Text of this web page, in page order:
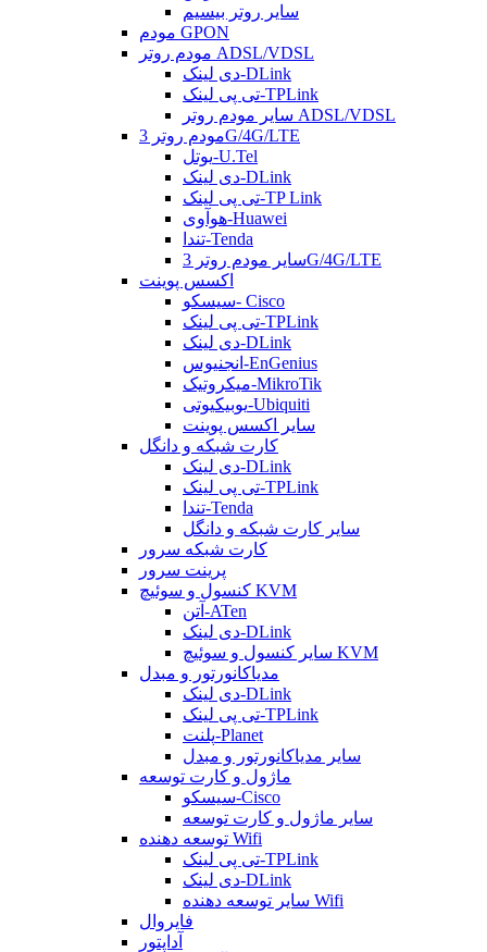
سایر روتر بیسیم
مودم GPON
مودم روتر ADSL/VDSL
دی لینک-DLink
تی پی لینک-TPLink
سایر مودم روتر ADSL/VDSL
مودم روتر 3G/4G/LTE
یوتل-U.Tel
دی لینک-DLink
تی پی لینک-TP Link
هوآوی-Huawei
تندا-Tenda
سایر مودم روتر 3G/4G/LTE
اکسس پوینت
سیسکو- Cisco
تی پی لینک-TPLink
دی لینک-DLink
انجنیوس-EnGenius
میکروتیک-MikroTik
یوبیکیوتی-Ubiquiti
سایر اکسس پوینت
کارت شبکه و دانگل
دی لینک-DLink
تی پی لینک-TPLink
تندا-Tenda
سایر کارت شبکه و دانگل
کارت شبکه سرور
پرینت سرور
کنسول و سوئیچ KVM
آتن-ATen
دی لینک-DLink
سایر کنسول و سوئیچ KVM
مدیاکانورتور و مبدل
دی لینک-DLink
تی پی لینک-TPLink
پلنت-Planet
سایر مدیاکانورتور و مبدل
ماژول و کارت توسعه
سیسکو-Cisco
سایر ماژول و کارت توسعه
توسعه دهنده Wifi
تی پی لینک-TPLink
دی لینک-DLink
سایر توسعه دهنده Wifi
فایروال
آداپتور